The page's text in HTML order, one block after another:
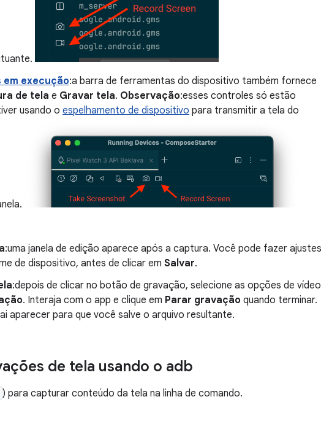
execução:a barra de ferramentas do dispositivo também fornece
de tela e Gravar tela. Observação:esses controles só estão
usando o espelhamento de dispositivo para transmitir a tela do
:uma janela de edição aparece após a captura. Você pode fazer
de dispositivo, antes de clicar em Salvar.
:depois de clicar no botão de gravação, selecione as opções de
. Interaja com o app e clique em Parar gravação quando terminar.
aparecer para que você salve o arquivo resultante.
de tela usando o adb
) para capturar conteúdo da tela na linha de comando.